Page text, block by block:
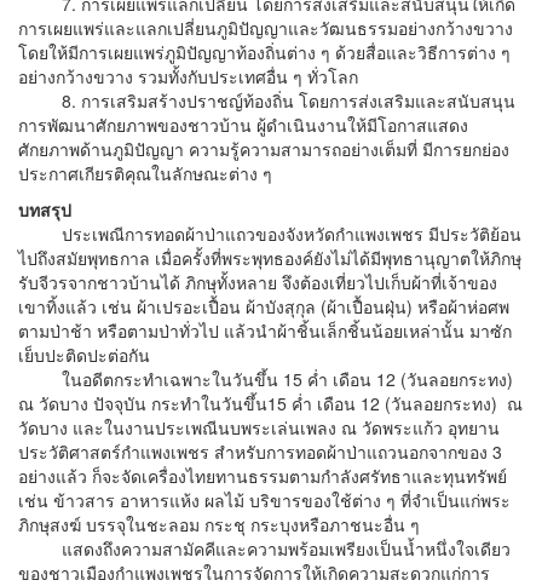
การเผยแพร่และแลกเปลี่ยนภูมิปัญญาและวัฒนธรรมอย่างกว้างขวาง
โดยให้มีการเผยแพร่ภูมิปัญญาท้องถิ่นต่าง ๆ ด้วยสื่อและวิธีการต่าง ๆ
อย่างกว้างขวาง รวมทั้งกับประเทศอื่น ๆ ทั่วโลก
8. การเสริมสร้างปราชญ์ท้องถิ่น โดยการส่งเสริมและสนับสนุน
การพัฒนาศักยภาพของชาวบ้าน ผู้ดำเนินงานให้มีโอกาสแสดง
ศักยภาพด้านภูมิปัญญา ความรู้ความสามารถอย่างเต็มที่ มีการยกย่อง
ประกาศเกียรติคุณในลักษณะต่าง ๆ
บทสรุป
ประเพณีการทอดผ้าป่าแถวของจังหวัดกำแพงเพชร มีประวัติย้อน
ไปถึงสมัยพุทธกาล เมื่อครั้งที่พระพุทธองค์ยังไม่ได้มีพุทธานุญาตให้ภิกษุ
รับจีวรจากชาวบ้านได้ ภิกษุทั้งหลาย จึงต้องเที่ยวไปเก็บผ้าที่เจ้าของ
เขาทิ้งแล้ว เช่น ผ้าเปรอะเปื้อน ผ้าบังสุกุล (ผ้าเปื้อนฝุ่น) หรือผ้าห่อศพ
ตามป่าช้า หรือตามป่าทั่วไป แล้วนำผ้าชิ้นเล็กชิ้นน้อยเหล่านั้น มาซัก
เย็บปะติดปะต่อกัน
ในอดีตกระทำเฉพาะในวันขึ้น 15 ค่ำ เดือน 12 (วันลอยกระทง)
ณ วัดบาง ปัจจุบัน กระทำในวันขึ้น15 ค่ำ เดือน 12 (วันลอยกระทง) ณ
วัดบาง และในงานประเพณีนบพระเล่นเพลง ณ วัดพระแก้ว อุทยาน
ประวัติศาสตร์กำแพงเพชร สำหรับการทอดผ้าป่าแถวนอกจากของ 3
อย่างแล้ว ก็จะจัดเครื่องไทยทานธรรมตามกำลังศรัทธาและทุนทรัพย์
เช่น ข้าวสาร อาหารแห้ง ผลไม้ บริขารของใช้ต่าง ๆ ที่จำเป็นแก่พระ
ภิกษุสงฆ์ บรรจุในชะลอม กระชุ กระบุงหรือภาชนะอื่น ๆ
แสดงถึงความสามัคคีและความพร้อมเพรียงเป็นน้ำหนึ่งใจเดียว
ของชาวเมืองกำแพงเพชรในการจัดการให้เกิดความสะดวกแก่การ